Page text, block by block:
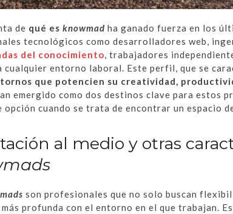
de qué es knowmad ha ganado fuerza en los
tecnológicos como desarrolladores web,
del conocimiento, trabajadores
cualquier entorno laboral. Este perfil, que se
que potencien su creatividad,
emergido como dos destinos clave para estos
opción cuando se trata de encontrar un espacio
al medio y otras
son profesionales que no solo buscan
profunda con el entorno en el que trabajan.